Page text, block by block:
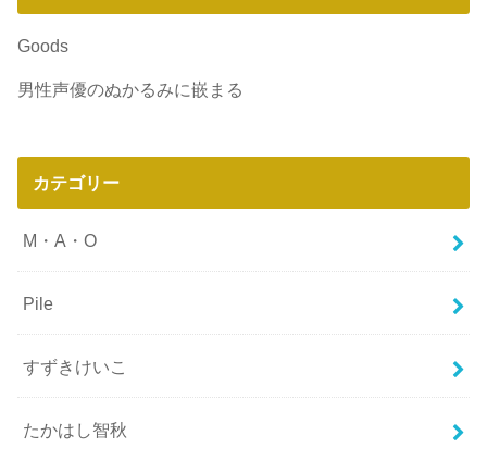
Goods
男性声優のぬかるみに嵌まる
カテゴリー
M・A・O
Pile
すずきけいこ
たかはし智秋